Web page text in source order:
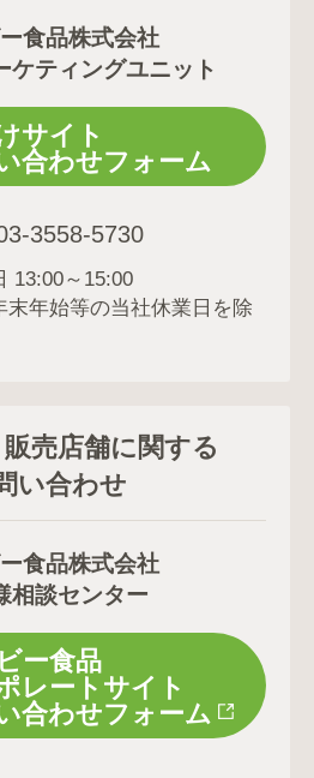
食品株式会社
ケティングユニット
サイト
合わせフォーム
3558-5730
13:00～15:00
末年始等の当社休業日を除
売店舗に関する
い合わせ
食品株式会社
相談センター
ー食品
レートサイト
合わせフォーム